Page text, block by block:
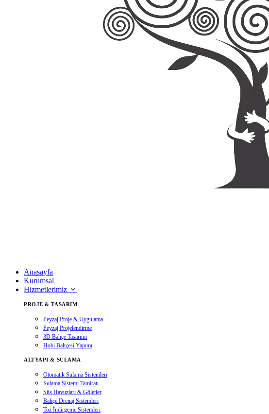
Anasayfa
Kurumsal
Hizmetlerimiz
PROJE & TASARIM
Peyzaj Proje & Uygulama
Peyzaj Projelendirme
3D Bahçe Tasarımı
Hobi Bahçesi Yapımı
ALTYAPI & SULAMA
Otomatik Sulama Sistemleri
Sulama Sistemi Tamiratı
Süs Havuzları & Göletler
Bahçe Drenaj Sistemleri
Toz İndirgeme Sistemleri